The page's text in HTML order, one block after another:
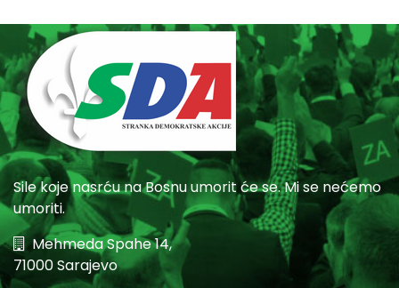
Sile koje nasrću na Bosnu umorit će se. Mi se nećemo
umoriti.
Mehmeda Spahe 14,
71000 Sarajevo